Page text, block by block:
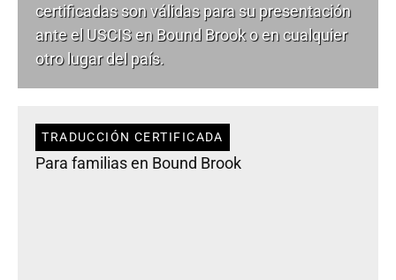
certificadas son válidas para su presentación
ante el USCIS en Bound Brook o en cualquier
otro lugar del país.
TRADUCCIÓN CERTIFICADA
Para familias en Bound Brook